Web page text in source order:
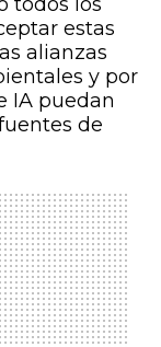
estas
alianzas
y por
IA puedan
de